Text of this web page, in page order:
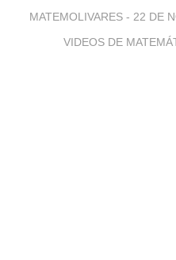
MATEMOLIVARES - 22 DE
VIDEOS DE